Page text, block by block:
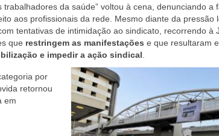
trabalhadores da saúde” voltou à cena, denunciando a
aos profissionais da rede. Mesmo diante da pressão
tentativas de intimidação ao sindicato, recorrendo à
que restringem as manifestações e que resultaram
e impedir a ação sindical
por
retornou
em